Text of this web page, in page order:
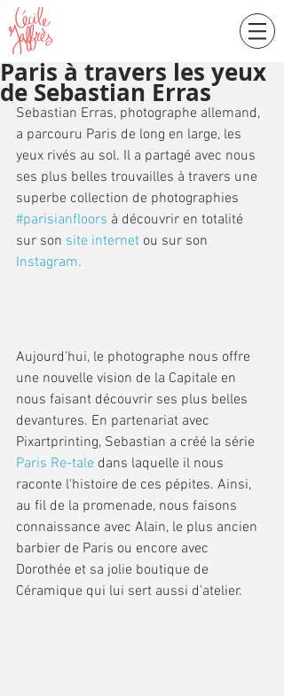
Paris à travers les yeux
de Sebastian Erras
Sebastian Erras, photographe allemand,
a parcouru Paris de long en large, les
yeux rivés au sol. Il a partagé avec nous
ses plus belles trouvailles à travers une
superbe collection de photographies
#parisianfloors à découvrir en totalité
sur son site internet ou sur son
Instagram.
Aujourd'hui, le photographe nous offre
une nouvelle vision de la Capitale en
nous faisant découvrir ses plus belles
devantures. En partenariat avec
Pixartprinting, Sebastian a créé la série
Paris Re-tale dans laquelle il nous
raconte l'histoire de ces pépites. Ainsi,
au fil de la promenade, nous faisons
connaissance avec Alain, le plus ancien
barbier de Paris ou encore avec
Dorothée et sa jolie boutique de
Céramique qui lui sert aussi d'atelier.